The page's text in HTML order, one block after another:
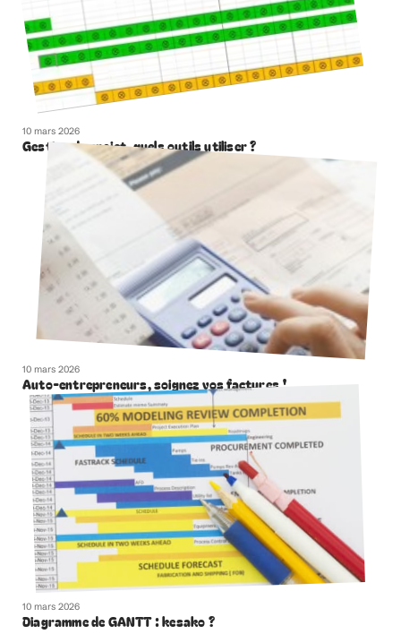
10 mars 2026
Gestion de projet, quels outils utiliser ?
10 mars 2026
Auto-entrepreneurs, soignez vos factures !
10 mars 2026
Diagramme de GANTT : kesako ?